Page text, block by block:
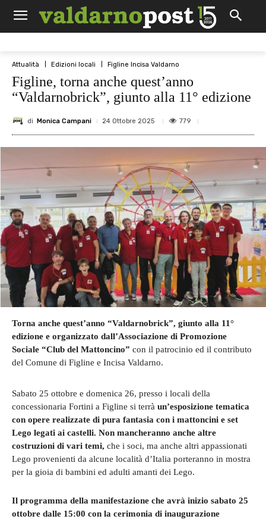
Attualità Edizioni locali Figline Incisa Valdarno
Figline, torna anche quest’anno
“Valdarnobrick”, giunto alla 11° edizione
di Monica Campani 24 Ottobre 2025 779
Torna anche quest’anno “Valdarnobrick”, giunto alla 11°
edizione e organizzato dall’Associazione di Promozione
Sociale “Club del Mattoncino” con il patrocinio ed il contributo
del Comune di Figline e Incisa Valdarno.
Sabato 25 ottobre e domenica 26, presso i locali della
concessionaria Fortini a Figline si terrà un’esposizione tematica
con opere realizzate di pura fantasia con i mattoncini e set
Lego legati ai castelli. Non mancheranno anche altre
costruzioni di vari temi, che i soci, ma anche altri appassionati
Lego provenienti da alcune località d’Italia porteranno in mostra
per la gioia di bambini ed adulti amanti dei Lego.
Il programma della manifestazione che avrà inizio sabato 25
ottobre dalle 15:00 con la cerimonia di inaugurazione